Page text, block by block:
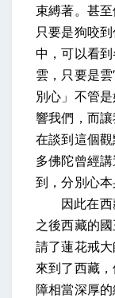
束縛著。甚
只要是狗咬
中，可以看
雲，只要是
別心」不管
響我們，而
在談到這個
多佛陀曾經
到，分別心本
因此在
之後西藏的
請了蓮花戒
來到了西藏
障相當深厚